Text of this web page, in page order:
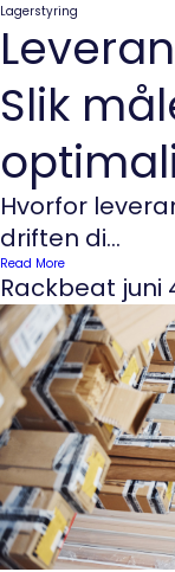
Lagerstyring
Slik
Hvorfor
driften di...
Read More
Rackbeat juni